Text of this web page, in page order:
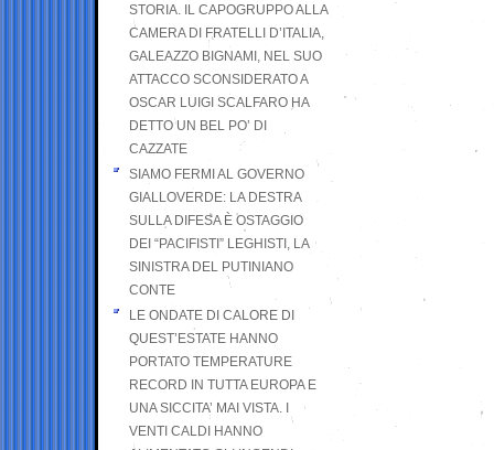
STORIA. IL CAPOGRUPPO ALLA
CAMERA DI FRATELLI D’ITALIA,
GALEAZZO BIGNAMI, NEL SUO
ATTACCO SCONSIDERATO A
OSCAR LUIGI SCALFARO HA
DETTO UN BEL PO’ DI
CAZZATE
SIAMO FERMI AL GOVERNO
GIALLOVERDE: LA DESTRA
SULLA DIFESA È OSTAGGIO
DEI “PACIFISTI” LEGHISTI, LA
SINISTRA DEL PUTINIANO
CONTE
LE ONDATE DI CALORE DI
QUEST’ESTATE HANNO
PORTATO TEMPERATURE
RECORD IN TUTTA EUROPA E
UNA SICCITA’ MAI VISTA. I
VENTI CALDI HANNO